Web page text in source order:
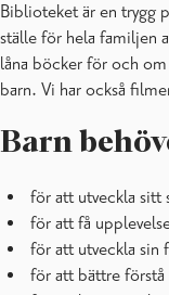
Barn
Föräldrar
Service till skolor
Ungdomar
Biblioteket är en trygg
ställe för hela familjen
låna böcker för och
barn. Vi har också
Barn
för att utveckla sitt
för att få
för att utveckla sin
för att bättre förstå